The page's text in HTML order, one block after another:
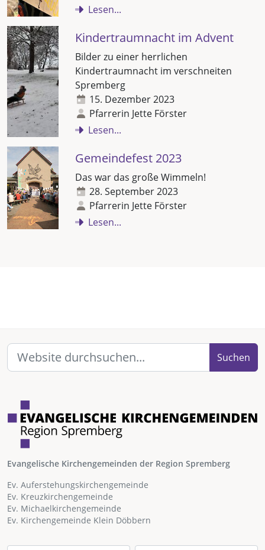
Lesen...
Kindertraumnacht im Advent
Bilder zu einer herrlichen
Kindertraumnacht im verschneiten
Spremberg
15. Dezember 2023
Pfarrerin Jette Förster
Lesen...
Gemeindefest 2023
Das war das große Wimmeln!
28. September 2023
Pfarrerin Jette Förster
Lesen...
Suchen
Evangelische Kirchengemeinden der Region Spremberg
Ev. Auferstehungskirchengemeinde
Ev. Kreuzkirchengemeinde
Ev. Michaelkirchengemeinde
Ev. Kirchengemeinde Klein Döbbern